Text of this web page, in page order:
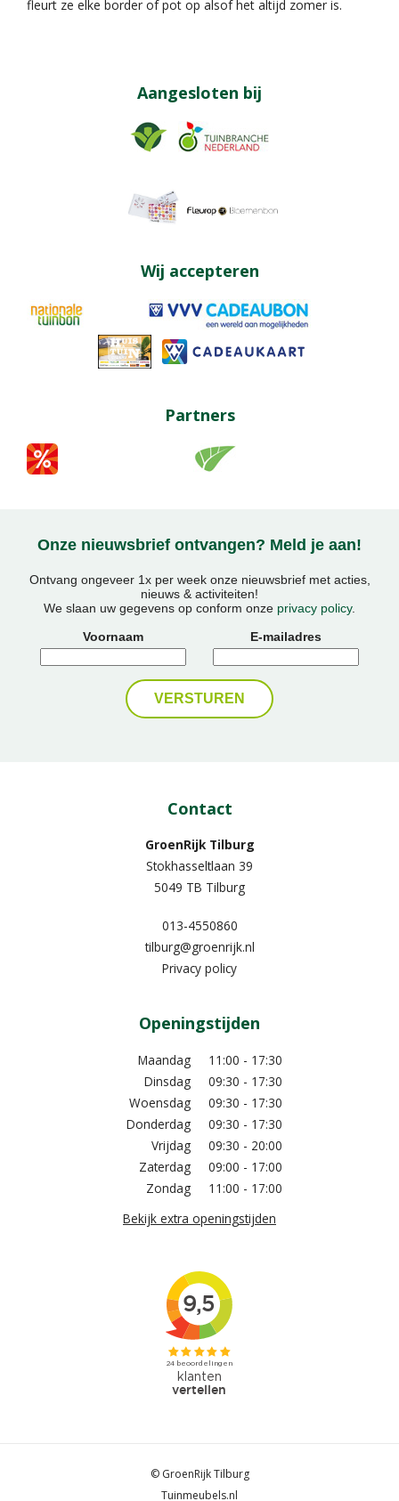
fleurt ze elke border of pot op alsof het altijd zomer is.
Aangesloten bij
Wij accepteren
Partners
Onze nieuwsbrief ontvangen? Meld je aan!
Ontvang ongeveer 1x per week onze nieuwsbrief met acties,
nieuws & activiteiten!
We slaan uw gegevens op conform onze privacy policy.
Voornaam
E-mailadres
Contact
GroenRijk Tilburg
Stokhasseltlaan 39
5049 TB Tilburg
013-4550860
tilburg@groenrijk.nl
Privacy policy
Openingstijden
Maandag
11:00 - 17:30
Dinsdag
09:30 - 17:30
Woensdag
09:30 - 17:30
Donderdag
09:30 - 17:30
Vrijdag
09:30 - 20:00
Zaterdag
09:00 - 17:00
Zondag
11:00 - 17:00
Bekijk extra openingstijden
© GroenRijk Tilburg
Tuinmeubels.nl